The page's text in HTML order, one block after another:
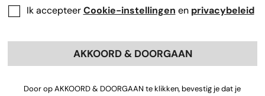
Ik accepteerCookie-instellingen en privacybeleid
AKKOORD & DOORGAAN
Door op AKKOORD & DOORGAAN te klikken, bevestig je dat je